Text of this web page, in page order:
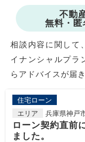
不動
無料・匿
相談内容に関して
イナンシャルプラ
らアドバイスが届き
住宅ローン
エリア
兵庫県神戸
ローン契約直前
ました。